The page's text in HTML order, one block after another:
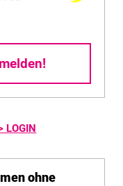
LOGIN
ohne